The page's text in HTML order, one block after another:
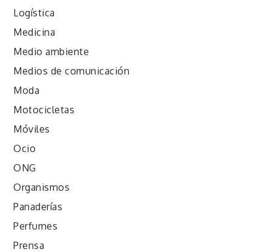
Logística
Medicina
Medio ambiente
Medios de comunicación
Moda
Motocicletas
Móviles
Ocio
ONG
Organismos
Panaderías
Perfumes
Prensa